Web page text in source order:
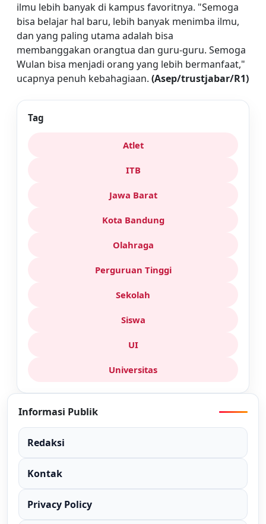
ilmu lebih banyak di kampus favoritnya. "Semoga
bisa belajar hal baru, lebih banyak menimba ilmu,
dan yang paling utama adalah bisa
membanggakan orangtua dan guru-guru. Semoga
Wulan bisa menjadi orang yang lebih bermanfaat,"
ucapnya penuh kebahagiaan. (Asep/trustjabar/R1)
Tag
Atlet
ITB
Jawa Barat
Kota Bandung
Olahraga
Perguruan Tinggi
Sekolah
Siswa
UI
Universitas
Informasi Publik
Redaksi
Kontak
Privacy Policy